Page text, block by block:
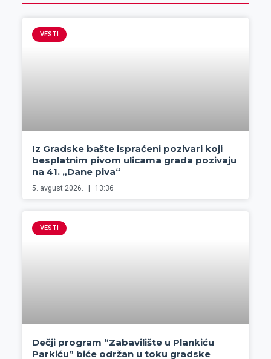
VESTI
Iz Gradske bašte ispraćeni pozivari koji
besplatnim pivom ulicama grada pozivaju
na 41. „Dane piva“
5. avgust 2026. 13:36
VESTI
Dečji program “Zabavilište u Plankiću
Parkiću” biće održan u toku gradske